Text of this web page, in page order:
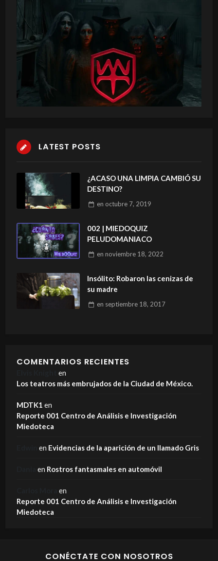
LATEST POSTS
¿ACASO UNA LIMPIA CAMBIÓ SU
DESTINO?
en octubre 7, 2019
002 | MIEDOQUIZ
PELUDOMANIACO
en noviembre 18, 2022
Insólito: Robaron las cenizas de
su madre
en septiembre 18, 2017
COMENTARIOS RECIENTES
en
Los teatros más embrujados de la Ciudad de México.
MDTK1 en
Reporte 001 Centro de Análisis e Investigación
Miedoteca
en Evidencias de la aparición de un llamado Gris
en Rostros fantasmales en automóvil
en
Reporte 001 Centro de Análisis e Investigación
Miedoteca
CONÉCTATE CON NOSOTROS